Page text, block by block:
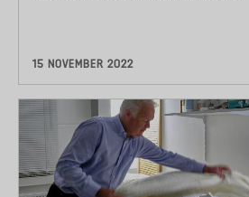
15 NOVEMBER 2022